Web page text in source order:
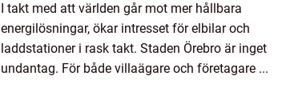
I takt med att världen går mot mer hållbara
energilösningar, ökar intresset för elbilar och
laddstationer i rask takt. Staden Örebro är inget
undantag. För både villaägare och företagare ...